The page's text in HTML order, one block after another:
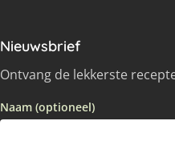
Nieuwsbrief
Ontvang de lekkerste
Naam (optioneel)